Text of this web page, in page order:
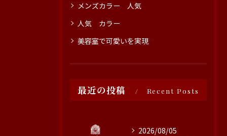
メンズカラー 人気
人気 カラー
美容室で可愛いを実現
最近の投稿 Recent Posts
2026/08/05